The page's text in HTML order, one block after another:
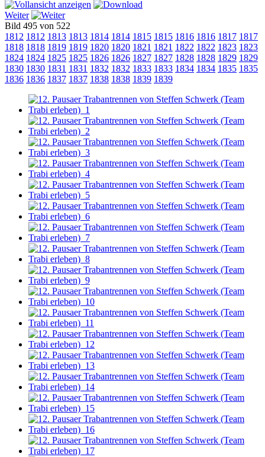
Weiter
Bild 495 von 522
1812 1812 1813 1813 1814 1814 1815 1815 1816 1816 1817 1817
1818 1818 1819 1819 1820 1820 1821 1821 1822 1822 1823 1823
1824 1824 1825 1825 1826 1826 1827 1827 1828 1828 1829 1829
1830 1830 1831 1831 1832 1832 1833 1833 1834 1834 1835 1835
1836 1836 1837 1837 1838 1838 1839 1839